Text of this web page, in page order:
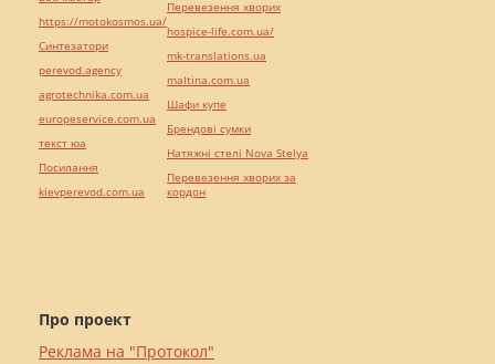
Про проект
Реклама на "Протокол"
https://motokosmos.ua/
Синтезатори
perevod.agency
agrotechnika.com.ua
europeservice.com.ua
текст юа
Посилання
kievperevod.com.ua
Перевезення хворих
hospice-life.com.ua/
mk-translations.ua
maltina.com.ua
Шафи купе
Брендові сумки
Натяжні стелі Nova Stelya
Перевезення хворих за
кордон